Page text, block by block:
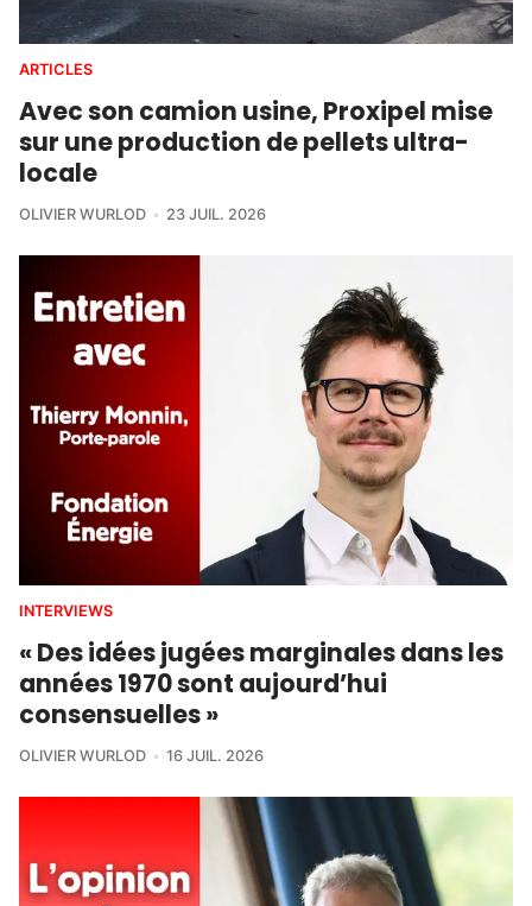
ARTICLES
Avec son camion usine, Proxipel mise
sur une production de pellets ultra-
locale
OLIVIER WURLOD 23 JUIL. 2026
INTERVIEWS
« Des idées jugées marginales dans les
années 1970 sont aujourd’hui
consensuelles »
OLIVIER WURLOD 16 JUIL. 2026